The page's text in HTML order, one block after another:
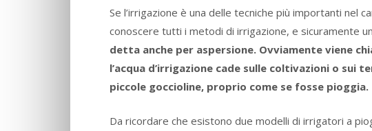
Se l’irrigazione è una delle tecniche più importanti nel
conoscere tutti i metodi di irrigazione, e sicuramente
detta anche per aspersione. Ovviamente viene
l’acqua d’irrigazione cade sulle coltivazioni o
piccole goccioline, proprio come se fosse pioggia.
Da ricordare che esistono due modelli di irrigatori a